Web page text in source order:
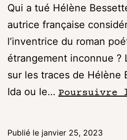
Qui a tué Hélène
autrice française
l’inventrice du roman
étrangement inconnue ?
sur les traces de Hélène
Ida ou le… Poursuivre
Publié le janvier 25, 2023